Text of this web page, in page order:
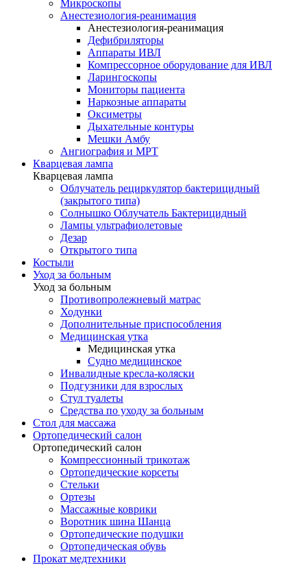
Микроскопы
Анестезиология-реанимация
Анестезиология-реанимация
Дефибриляторы
Аппараты ИВЛ
Компрессорное оборудование для ИВЛ
Ларингоскопы
Мониторы пациента
Наркозные аппараты
Оксиметры
Дыхательные контуры
Мешки Амбу
Ангиография и МРТ
Кварцевая лампа
Кварцевая лампа
Облучатель рециркулятор бактерицидный
(закрытого типа)
Солнышко Облучатель Бактерицидный
Лампы ультрафиолетовые
Дезар
Открытого типа
Костыли
Уход за больным
Уход за больным
Противопролежневый матрас
Ходунки
Дополнительные приспособления
Медицинская утка
Медицинская утка
Судно медицинское
Инвалидные кресла-коляски
Подгузники для взрослых
Стул туалеты
Средства по уходу за больным
Cтол для массажа
Ортопедический салон
Ортопедический салон
Компрессионный трикотаж
Ортопедические корсеты
Стельки
Ортезы
Массажные коврики
Воротник шина Шанца
Ортопедические подушки
Ортопедическая обувь
Прокат медтехники